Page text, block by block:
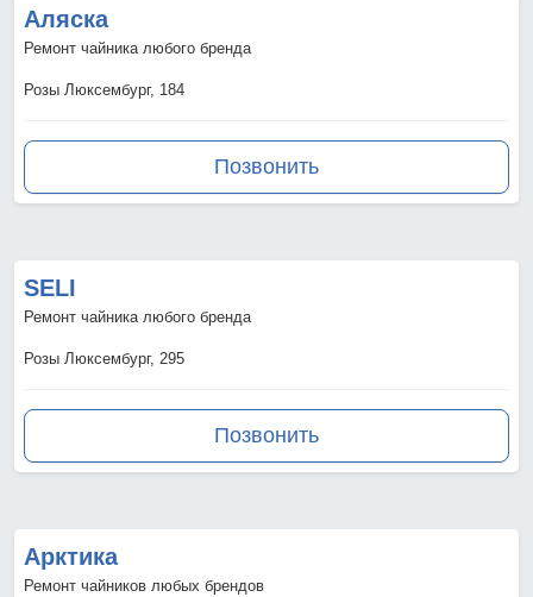
Аляска
Ремонт чайника любого бренда
Розы Люксембург, 184
Позвонить
SELI
Ремонт чайника любого бренда
Розы Люксембург, 295
Позвонить
Арктика
Ремонт чайников любых брендов